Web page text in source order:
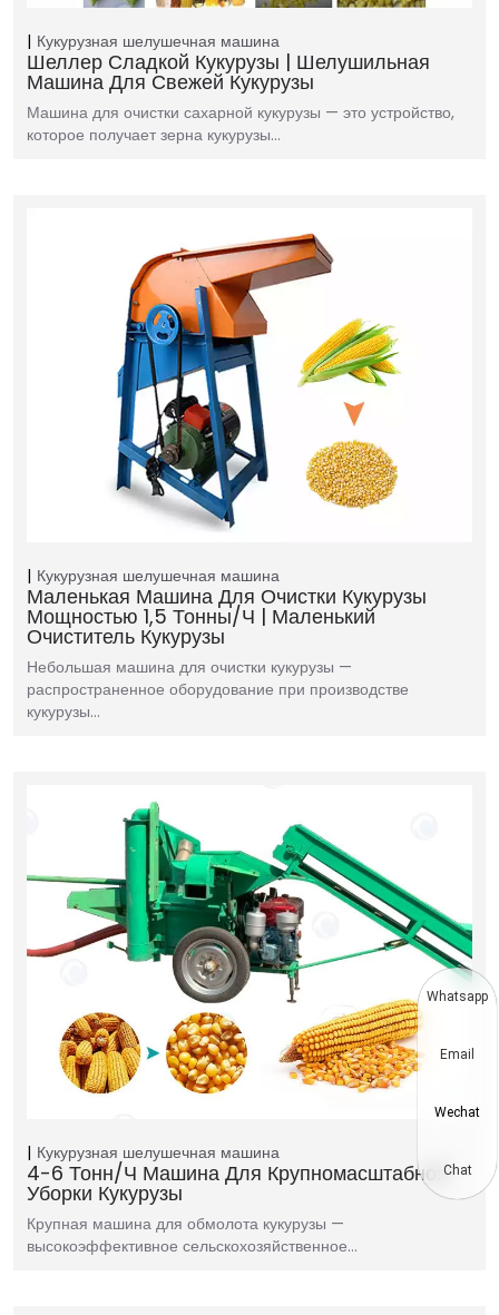
Кукурузная шелушечная машина
Шеллер Сладкой Кукурузы | Шелушильная
Машина Для Свежей Кукурузы
Машина для очистки сахарной кукурузы — это устройство,
которое получает зерна кукурузы…
Кукурузная шелушечная машина
Маленькая Машина Для Очистки Кукурузы
Мощностью 1,5 Тонны/ч | Маленький
Очиститель Кукурузы
Небольшая машина для очистки кукурузы —
распространенное оборудование при производстве
кукурузы…
Кукурузная шелушечная машина
4-6 Тонн/ч Машина Для Крупномасштабной
Уборки Кукурузы
Крупная машина для обмолота кукурузы —
высокоэффективное сельскохозяйственное…
Whatsapp
Email
Wechat
Chat